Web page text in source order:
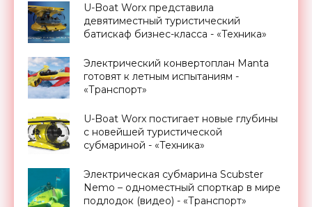
U-Boat Worx представила
девятиместный туристический
батискаф бизнес-класса - «Техника»
Электрический конвертоплан Manta
готовят к летным испытаниям -
«Транспорт»
U-Boat Worx постигает новые глубины
с новейшей туристической
субмариной - «Техника»
Электрическая субмарина Scubster
Nemo – одноместный спорткар в мире
подлодок (видео) - «Транспорт»